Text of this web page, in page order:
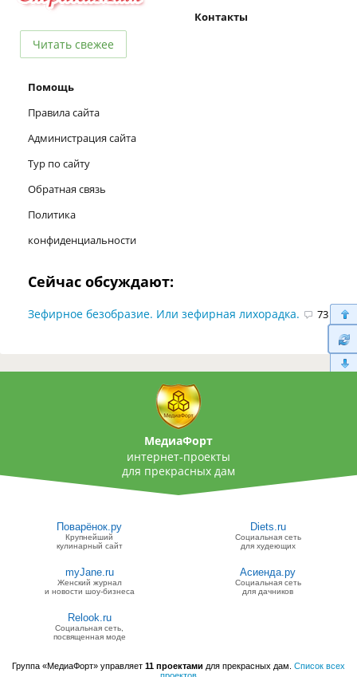
Читать свежее
Контакты
Помощь
Правила сайта
Администрация сайта
Тур по сайту
Обратная связь
Политика
конфиденциальности
Сейчас обсуждают:
Зефирное безобразие. Или зефирная лихорадка. 73
МедиаФорт
интернет-проекты
для прекрасных дам
Поварёнок.ру
Крупнейший
кулинарный сайт
Diets.ru
Социальная сеть
для худеющих
myJane.ru
Женский журнал
и новости шоу-бизнеса
Асиенда.ру
Социальная сеть
для дачников
Relook.ru
Социальная сеть,
посвященная моде
Группа «МедиаФорт» управляет 11 проектами для прекрасных дам. Список всех